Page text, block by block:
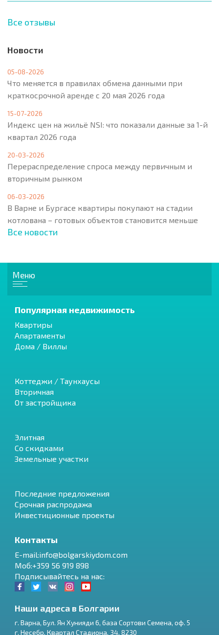
Все отзывы
Новости
05-08-2026
Что меняется в правилах обмена данными при
краткосрочной аренде с 20 мая 2026 года
15-07-2026
Индекс цен на жильё NSI: что показали данные за 1-й
квартал 2026 года
20-03-2026
Перераспределение спроса между первичным и
вторичным рынком
06-03-2026
В Варне и Бургасе квартиры покупают на стадии
котлована – готовых объектов становится меньше
Все новости
Меню
Популярная недвижимость
Квартиры
Апартаменты
Дома / Виллы
Коттеджи / Таунхаусы
Вторичная
От застройщика
Элитная
Со скидками
Земельные участки
Последние предложения
Срочная распродажа
Инвестиционные проекты
Контакты
E-mail:info@bolgarskiydom.com
Моб:+359 56 919 898
Подписывайтесь на нас:
Наши адреса в Болгарии
г. Варна, Бул. Ян Хунияди 6, база Сортови Семена, оф. 5
г. Несебр, Квартал Стадиона, 34, 8230